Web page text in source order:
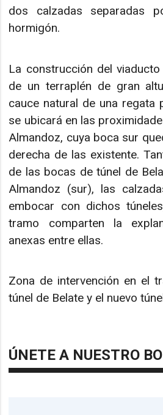
dos calzadas separadas
hormigón.
La construcción del
de un terraplén de gran
cauce natural de una regata
se ubicará en las
Almandoz, cuya boca sur
derecha de las existente.
de las bocas de túnel de
Almandoz (sur), las
embocar con dichos
tramo comparten la
anexas entre ellas.
Zona de intervención en el
túnel de Belate y el nuevo
ÚNETE A NUESTRO